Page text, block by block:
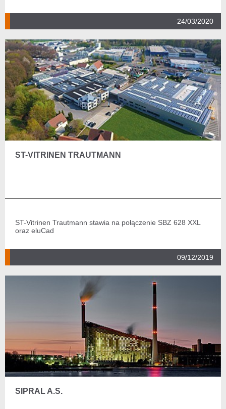
24/03/2020
ST-VITRINEN TRAUTMANN
ST-Vitrinen Trautmann stawia na połączenie SBZ 628 XXL
oraz eluCad
09/12/2019
SIPRAL A.S.